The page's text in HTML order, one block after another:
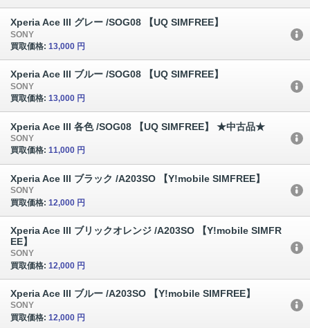
Xperia Ace III グレー /SOG08 【UQ SIMFREE】
SONY
買取価格: 13,000 円
Xperia Ace III ブルー /SOG08 【UQ SIMFREE】
SONY
買取価格: 13,000 円
Xperia Ace III 各色 /SOG08 【UQ SIMFREE】 ★中古品★
SONY
買取価格: 11,000 円
Xperia Ace III ブラック /A203SO 【Y!mobile SIMFREE】
SONY
買取価格: 12,000 円
Xperia Ace III ブリックオレンジ /A203SO 【Y!mobile SIMFR
EE】
SONY
買取価格: 12,000 円
Xperia Ace III ブルー /A203SO 【Y!mobile SIMFREE】
SONY
買取価格: 12,000 円